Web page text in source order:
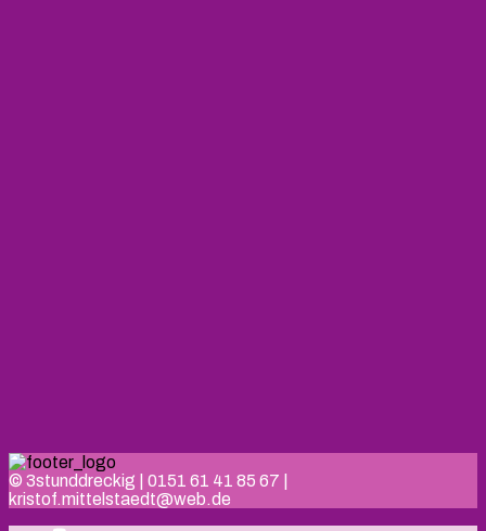
© 3stunddreckig | 0151 61 41 85 67 |
kristof.mittelstaedt@web.de